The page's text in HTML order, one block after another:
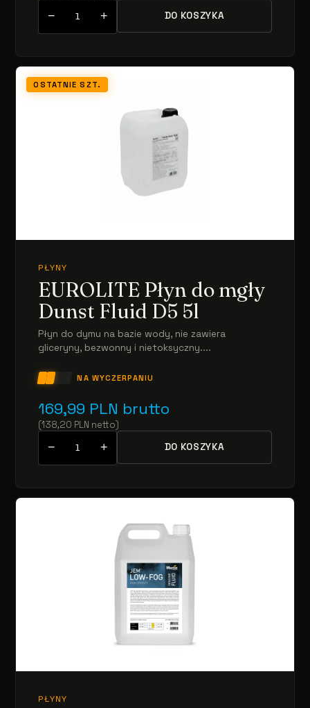
− + DO KOSZYKA
OSTATNIE SZT.
PŁYNY
EUROLITE Płyn do mgły
Dunst Fluid D5 5l
Płyn do dymu na bazie wody, nie zawiera
gliceryny, bezwonny i nietoksyczny....
NA WYCZERPANIU
169,99 PLN brutto
(138,20 PLN netto)
− + DO KOSZYKA
PŁYNY